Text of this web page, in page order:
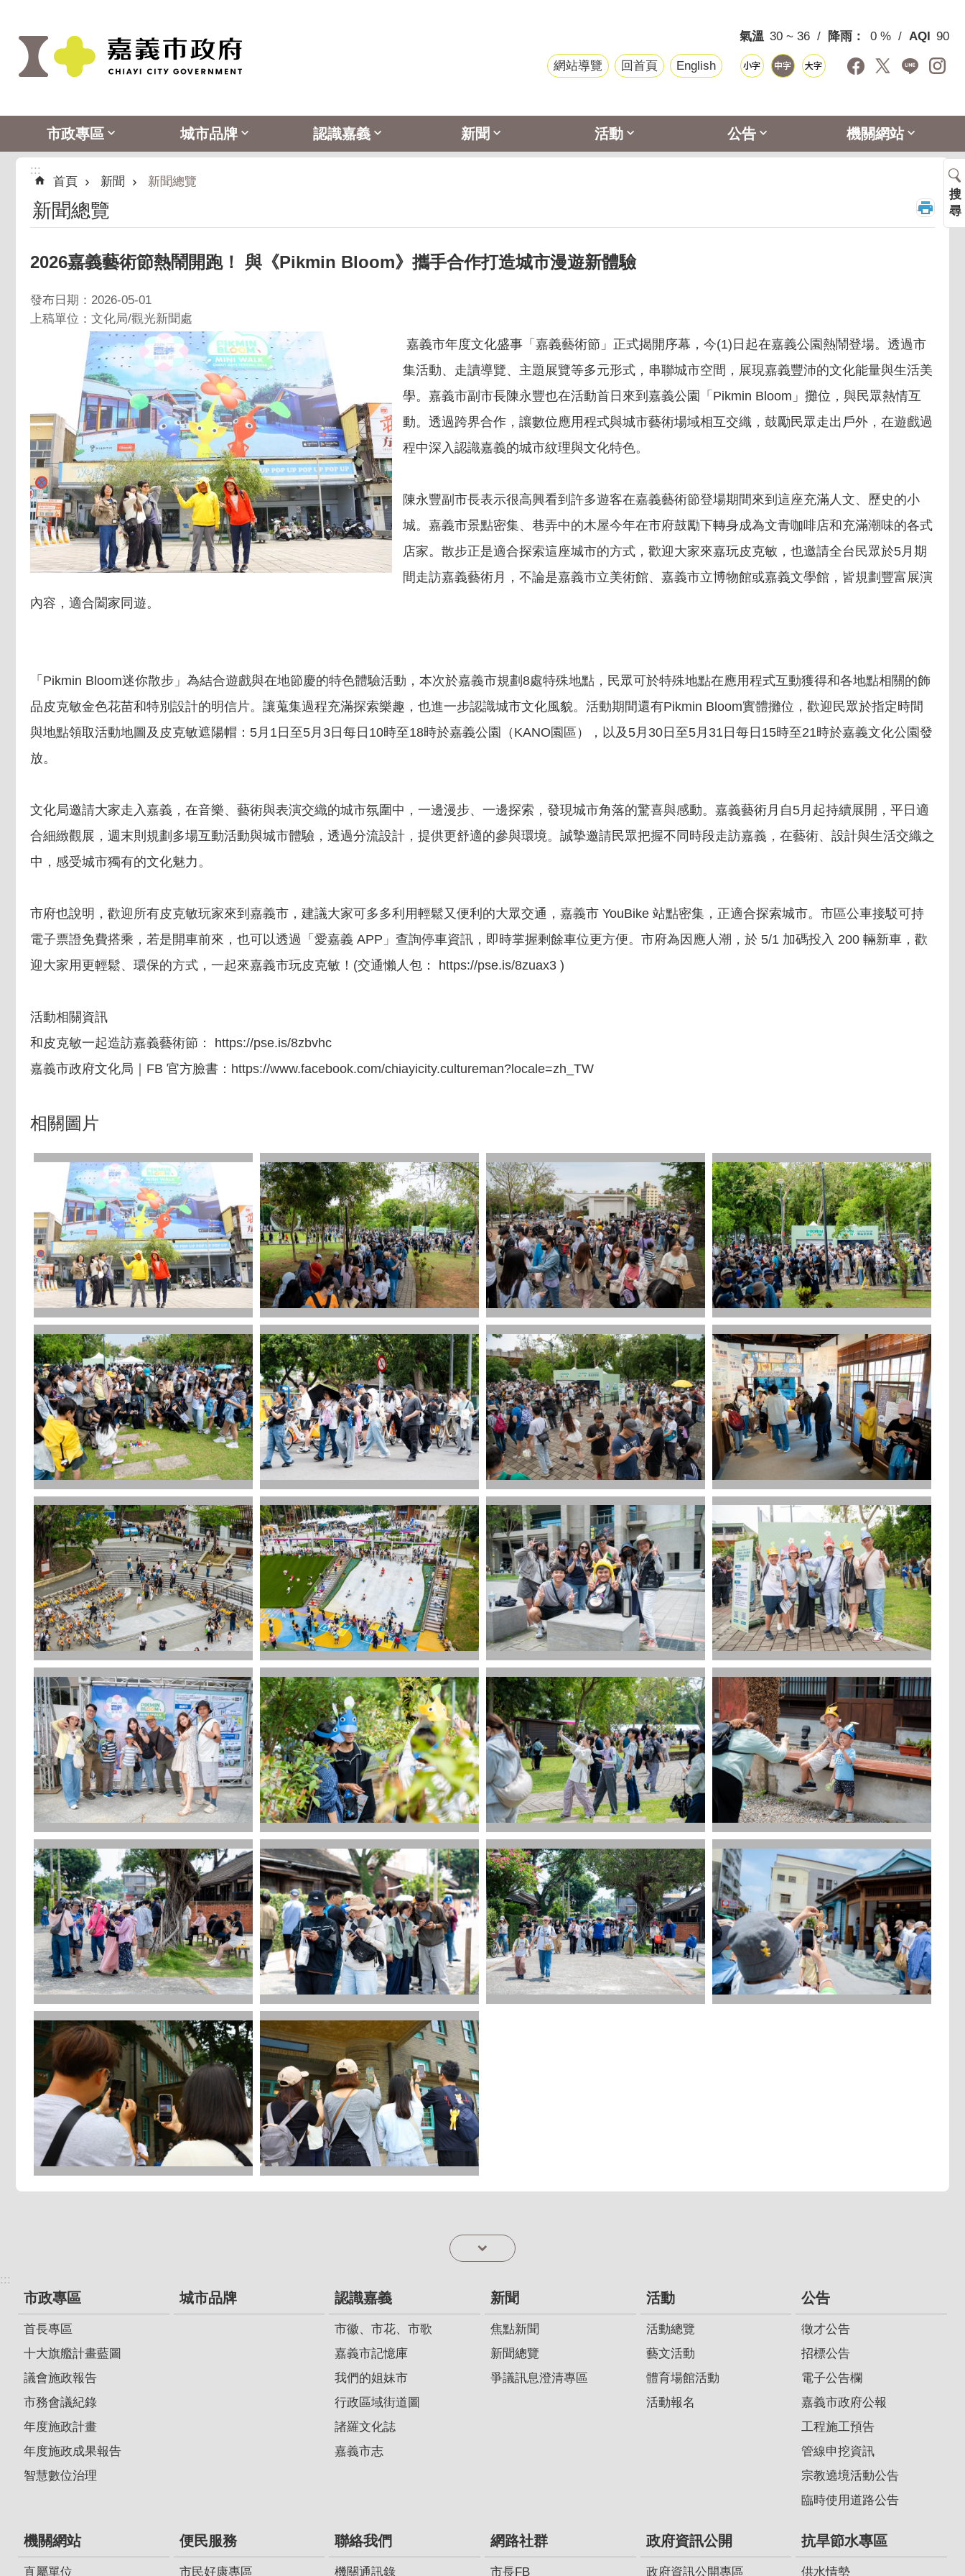
氣溫 30 ~ 36 降雨： 0 % AQI 90
網站導覽 回首頁 English
市政專區 城市品牌 認識嘉義 新聞 活動 公告 機關網站
搜
尋
:::
首頁
新聞 新聞總覽
新聞總覽 _
2026嘉義藝術節熱鬧開跑！ 與《Pikmin Bloom》攜手合作打造城市漫遊新體驗
發布日期：2026-05-01
上稿單位：文化局/觀光新聞處
嘉義市年度文化盛事「嘉義藝術節」正式揭開序幕，今(1)日起在嘉義公園熱鬧登場。透過市
集活動、走讀導覽、主題展覽等多元形式，串聯城市空間，展現嘉義豐沛的文化能量與生活美
學。嘉義市副市長陳永豐也在活動首日來到嘉義公園「Pikmin Bloom」攤位，與民眾熱情互
動。透過跨界合作，讓數位應用程式與城市藝術場域相互交織，鼓勵民眾走出戶外，在遊戲過
程中深入認識嘉義的城市紋理與文化特色。
陳永豐副市長表示很高興看到許多遊客在嘉義藝術節登場期間來到這座充滿人文、歷史的小
城。嘉義市景點密集、巷弄中的木屋今年在市府鼓勵下轉身成為文青咖啡店和充滿潮味的各式
店家。散步正是適合探索這座城市的方式，歡迎大家來嘉玩皮克敏，也邀請全台民眾於5月期
間走訪嘉義藝術月，不論是嘉義市立美術館、嘉義市立博物館或嘉義文學館，皆規劃豐富展演
內容，適合闔家同遊。
「Pikmin Bloom迷你散步」為結合遊戲與在地節慶的特色體驗活動，本次於嘉義市規劃8處特殊地點，民眾可於特殊地點在應用程式互動獲得和各地點相關的飾
品皮克敏金色花苗和特別設計的明信片。讓蒐集過程充滿探索樂趣，也進一步認識城市文化風貌。活動期間還有Pikmin Bloom實體攤位，歡迎民眾於指定時間
與地點領取活動地圖及皮克敏遮陽帽：5月1日至5月3日每日10時至18時於嘉義公園（KANO園區），以及5月30日至5月31日每日15時至21時於嘉義文化公園發
放。
文化局邀請大家走入嘉義，在音樂、藝術與表演交織的城市氛圍中，一邊漫步、一邊探索，發現城市角落的驚喜與感動。嘉義藝術月自5月起持續展開，平日適
合細緻觀展，週末則規劃多場互動活動與城市體驗，透過分流設計，提供更舒適的參與環境。誠摯邀請民眾把握不同時段走訪嘉義，在藝術、設計與生活交織之
中，感受城市獨有的文化魅力。
市府也說明，歡迎所有皮克敏玩家來到嘉義市，建議大家可多多利用輕鬆又便利的大眾交通，嘉義市 YouBike 站點密集，正適合探索城市。市區公車接駁可持
電子票證免費搭乘，若是開車前來，也可以透過「愛嘉義 APP」查詢停車資訊，即時掌握剩餘車位更方便。市府為因應人潮，於 5/1 加碼投入 200 輛新車，歡
迎大家用更輕鬆、環保的方式，一起來嘉義市玩皮克敏！(交通懶人包： https://pse.is/8zuax3 )
活動相關資訊
和皮克敏一起造訪嘉義藝術節： https://pse.is/8zbvhc
嘉義市政府文化局｜FB 官方臉書：https://www.facebook.com/chiayicity.cultureman?locale=zh_TW
相關圖片
:::
市政專區
首長專區
十大旗艦計畫藍圖
議會施政報告
市務會議紀錄
年度施政計畫
年度施政成果報告
智慧數位治理
城市品牌 認識嘉義
市徽、市花、市歌
嘉義市記憶庫
我們的姐妹市
行政區域街道圖
諸羅文化誌
嘉義市志
新聞
焦點新聞
新聞總覽
爭議訊息澄清專區
活動
活動總覽
藝文活動
體育場館活動
活動報名
公告
徵才公告
招標公告
電子公告欄
嘉義市政府公報
工程施工預告
管線申挖資訊
宗教遶境活動公告
臨時使用道路公告
機關網站
直屬單位
便民服務
市民好康專區
聯絡我們
機關通訊錄
網路社群
市長FB
政府資訊公開
政府資訊公開專區
抗旱節水專區
供水情勢